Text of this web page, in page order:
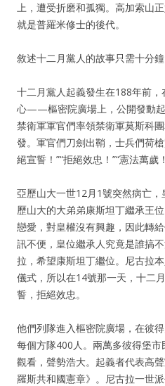
上，遭受折磨和孤獨。高加索山
就是普羅米修士的後代。
敘述十二月黨人的故事只需十分鐘
十二月黨人起義發生在188年前
心——樞密院廣場上，公開發動起
禁衛軍軍官們率領禁衛軍莫斯科
發。軍官們刀劍出鞘，士兵們荷
絕宣誓！”“拒絕效忠！”“憲法萬歲
亞歷山大一世12月1號突然病亡
歷山大的大弟弟康斯坦丁繼承王
戀愛，對皇權沒有興趣，因此轉
訊不便，皇位繼承人究竟是誰搞
拉，希望康斯坦丁繼位。尼古拉
儀式，所以在14號那一天，十二
誓，拒絕效忠。
他們列隊進入樞密院廣場，在彼
每個方隊400人。兩萬多彼得堡
觀看，聲勢浩大。起義者代表高
羅斯共和國憲章》。尼古拉一世